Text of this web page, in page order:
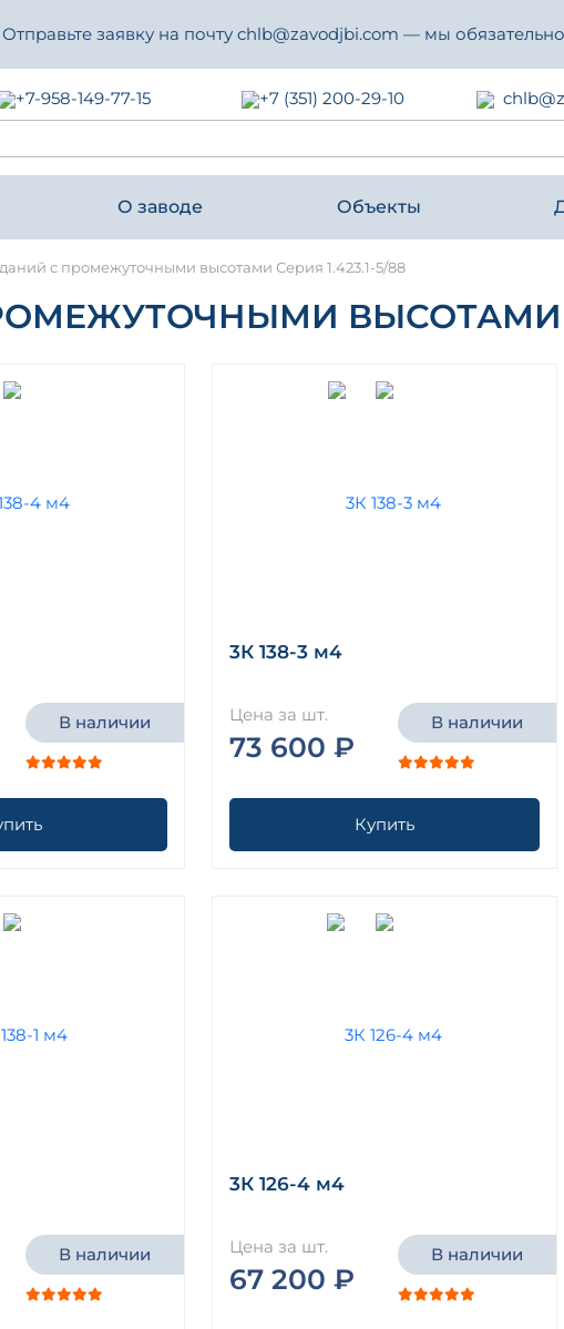
заявку на почту chlb@zavodjbi.com — мы
+7-958-149-77-15 +7 (351) 200-29-10
О заводе Объекты
с промежуточными высотами Серия 1.423.1-5/88
ВЫСОТАМИ
В наличии
3К 138-3 м4
Цена за шт.
73 600 ₽
В наличии
Купить
В наличии
3К 126-4 м4
Цена за шт.
67 200 ₽
В наличии